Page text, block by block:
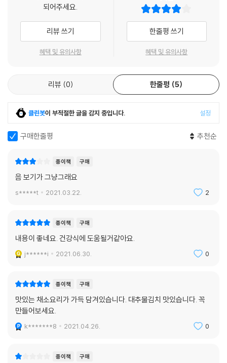
Special Page 엄마의 여름 샐러드 드레싱
오미자청 드레싱과 황금버섯 샐러드
검은콩 청국장가루 드레싱과 샐러드
밥상이 풍성해지는 가을 요리 Recipe
Special Tip 기억해두세요, 엄마 손맛 배추 절이기
백김치
깍두기
고들빼기김치
자색 고구마 물김치
우엉 김치
우엉 들깨찜
우엉조림
버섯 우엉 들깨탕
수삼채
연근조림
연근 장아찌
조청, 매실청 담그는 법도 익힐 수 있고 고수의 손맛 비법을 전수받고 싶은
나물 요리 쉽게 하는 법도 아낌없이 공개한다. 상추 물김치, 유채꽃 샐러드,
가지 탕수, 생된장 비빔밥, 검은콩 청국장가루 드레싱 등 자식들을 위해 소
박한 재료로 만든 맛난 먹거리를 궁리하다 만들어진 음식도 있고, 엄마의
엄마가 만들어 먹던 박나물, 참죽장떡, 방풍나물 등 귀한 레시피도 반갑다.
시골 엄마 요리라고 하여 전통적인 한식만을 소개한 것은 아니다. 이제는
국민 채소가 된 파프리카나 자색 고구마, 오렌지, 아몬드, 뽕잎차 등을 이
이는 요리도 한식과 맛깔스럽게 버무렸다.
이 책은 정확한 계량이 가능하도록 계량스푼 계량법으로 레시피를 소개하
여, 요리 초보나 엄마의 손맛을 익혀 두고 싶은 아들들도 쉽게 따라할 수 있
다. 요리의 포인트가 되는 중요한 과정마다 친절한 과정 사진을 수록하였
이나 고르는 법, 손질법 등 요리 대선배인 엄마가 귀띔하는 정보도 풍부하
원하는 요리를 보다 쉽게 찾을 수 있도록 인덱스는 가나다순,으로 정리했
되어주세요.
리뷰 쓰기
혜택 및 유의사항
한줄평 쓰기
혜택 및 유의사항
리뷰 0 한줄평 5
클린봇이 부적절한 글을 감지 중입니다. 설정
구매한줄평 추천순
종이책 구매
음 보기가 그냥그래요
s*****t 2021.03.22. 2
종이책 구매
내용이 좋네요. 건강식에 도움될거같아요.
j******i 2021.06.30. 0
종이책 구매
맛있는 채소요리가 가득 담겨있습니다. 대추물김치 맛있습니다. 꼭
만들어보세요.
k*******8 2021.04.26. 0
종이책 구매